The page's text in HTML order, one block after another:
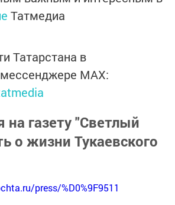
Татмедиа
Татарстана в
MАХ:
на газету "Светлый
о жизни Тукаевского
press/%D0%9F9511